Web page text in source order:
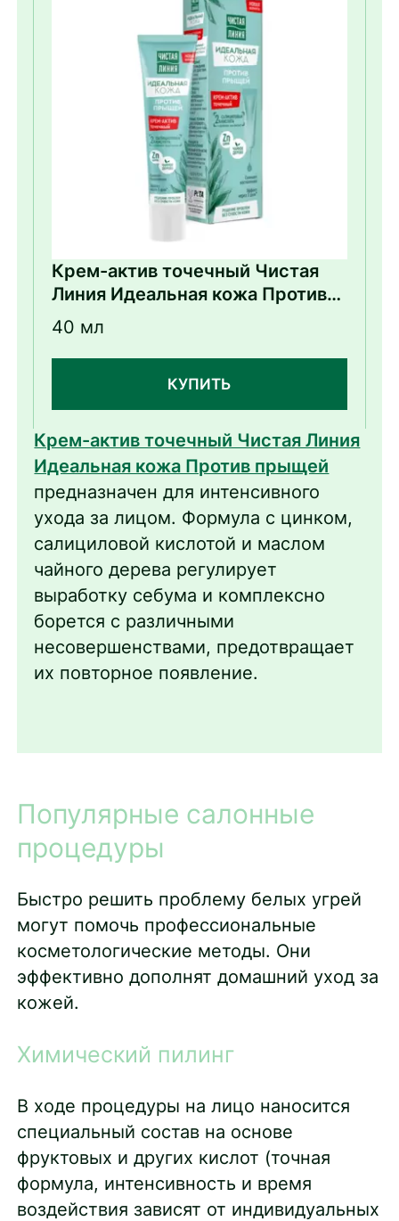
Крем-актив точечный Чистая
Линия Идеальная кожа Против
прыщей
40 мл
КУПИТЬ
Крем-актив точечный Чистая Линия
Идеальная кожа Против прыщей
предназначен для интенсивного
ухода за лицом. Формула с цинком,
салициловой кислотой и маслом
чайного дерева регулирует
выработку себума и комплексно
борется с различными
несовершенствами, предотвращает
их повторное появление.
Популярные салонные
процедуры
Быстро решить проблему белых угрей
могут помочь профессиональные
косметологические методы. Они
эффективно дополнят домашний уход за
кожей.
Химический пилинг
В ходе процедуры на лицо наносится
специальный состав на основе
фруктовых и других кислот (точная
формула, интенсивность и время
воздействия зависят от индивидуальных